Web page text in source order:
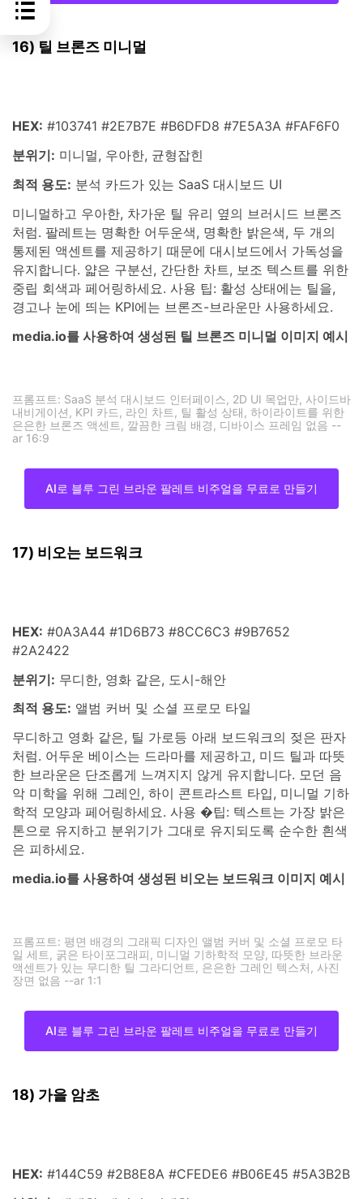
AI로 블루 그린 브라운 팔레트 비주얼을 무료로 만들기
HEX:#103741 #2E7B7E #B6DFD8 #7E5A3A #FAF6F0
분위기:미니멀, 우아한, 균형잡힌
최적 용도:분석 카드가 있는 SaaS 대시보드 UI
미니멀하고 우아한, 차가운 틸 유리 옆의 브러시드 브론즈
처럼. 팔레트는 명확한 어두운색, 명확한 밝은색, 두 개의
통제된 액센트를 제공하기 때문에 대시보드에서 가독성을
유지합니다. 얇은 구분선, 간단한 차트, 보조 텍스트를 위한
중립 회색과 페어링하세요. 사용 팁: 활성 상태에는 틸을,
경고나 눈에 띄는 KPI에는 브론즈-브라운만 사용하세요.
프롬프트: SaaS 분석 대시보드 인터페이스, 2D UI 목업만, 사이드바
내비게이션, KPI 카드, 라인 차트, 틸 활성 상태, 하이라이트를 위한
ar 16:9
HEX:#0A3A44 #1D6B73 #8CC6C3 #9B7652
#2A2422
분위기:무디한, 영화 같은, 도시-해안
최적 용도:앨범 커버 및 소셜 프로모 타일
무디하고 영화 같은, 틸 가로등 아래 보드워크의 젖은 판자
처럼. 어두운 베이스는 드라마를 제공하고, 미드 틸과 따뜻
한 브라운은 단조롭게 느껴지지 않게 유지합니다. 모던 음
악 미학을 위해 그레인, 하이 콘트라스트 타입, 미니멀 기하
학적 모양과 페어링하세요. 사용 �팁: 텍스트는 가장 밝은
톤으로 유지하고 분위기가 그대로 유지되도록 순수한 흰색
은 피하세요.
프롬프트: 평면 배경의 그래픽 디자인 앨범 커버 및 소셜 프로모 타
일 세트, 굵은 타이포그래피, 미니멀 기하학적 모양, 따뜻한 브라운
장면 없음 --ar 1:1